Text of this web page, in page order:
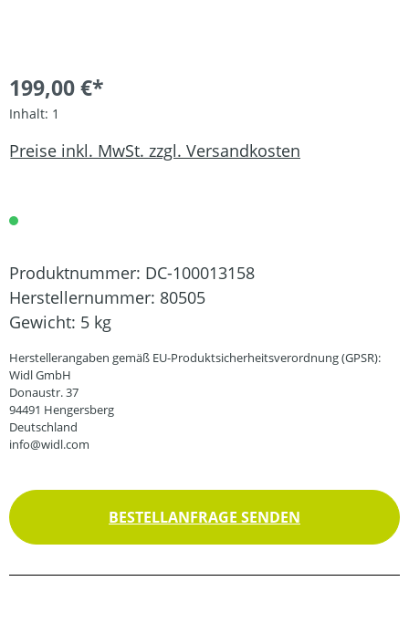
199,00 €*
Inhalt: 1
Preise inkl. MwSt. zzgl. Versandkosten
Produktnummer: DC-100013158
Herstellernummer: 80505
Gewicht: 5 kg
Herstellerangaben gemäß EU-Produktsicherheitsverordnung (GPSR):
Widl GmbH
Donaustr. 37
94491 Hengersberg
Deutschland
info@widl.com
BESTELLANFRAGE SENDEN